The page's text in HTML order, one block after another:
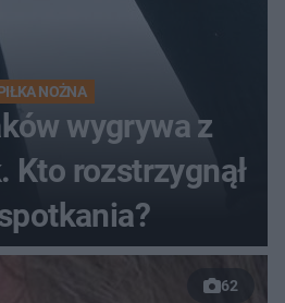
NOŻNA
wygrywa z
Kto rozstrzygnął
62